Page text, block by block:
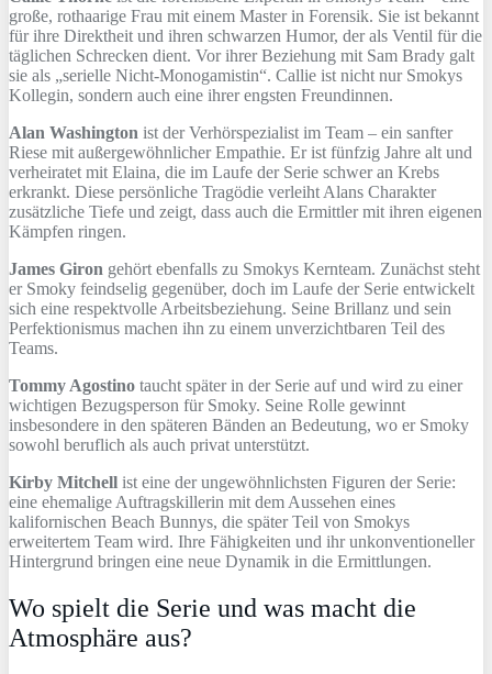
große, rothaarige Frau mit einem Master in Forensik. Sie ist bekannt
für ihre Direktheit und ihren schwarzen Humor, der als Ventil für die
täglichen Schrecken dient. Vor ihrer Beziehung mit Sam Brady galt
sie als „serielle Nicht-Monogamistin“. Callie ist nicht nur Smokys
Kollegin, sondern auch eine ihrer engsten Freundinnen.
Alan Washington ist der Verhörspezialist im Team – ein sanfter
Riese mit außergewöhnlicher Empathie. Er ist fünfzig Jahre alt und
verheiratet mit Elaina, die im Laufe der Serie schwer an Krebs
erkrankt. Diese persönliche Tragödie verleiht Alans Charakter
zusätzliche Tiefe und zeigt, dass auch die Ermittler mit ihren eigenen
Kämpfen ringen.
James Giron gehört ebenfalls zu Smokys Kernteam. Zunächst steht
er Smoky feindselig gegenüber, doch im Laufe der Serie entwickelt
sich eine respektvolle Arbeitsbeziehung. Seine Brillanz und sein
Perfektionismus machen ihn zu einem unverzichtbaren Teil des
Teams.
Tommy Agostino taucht später in der Serie auf und wird zu einer
wichtigen Bezugsperson für Smoky. Seine Rolle gewinnt
insbesondere in den späteren Bänden an Bedeutung, wo er Smoky
sowohl beruflich als auch privat unterstützt.
Kirby Mitchell ist eine der ungewöhnlichsten Figuren der Serie:
eine ehemalige Auftragskillerin mit dem Aussehen eines
kalifornischen Beach Bunnys, die später Teil von Smokys
erweitertem Team wird. Ihre Fähigkeiten und ihr unkonventioneller
Hintergrund bringen eine neue Dynamik in die Ermittlungen.
Wo spielt die Serie und was macht die
Atmosphäre aus?